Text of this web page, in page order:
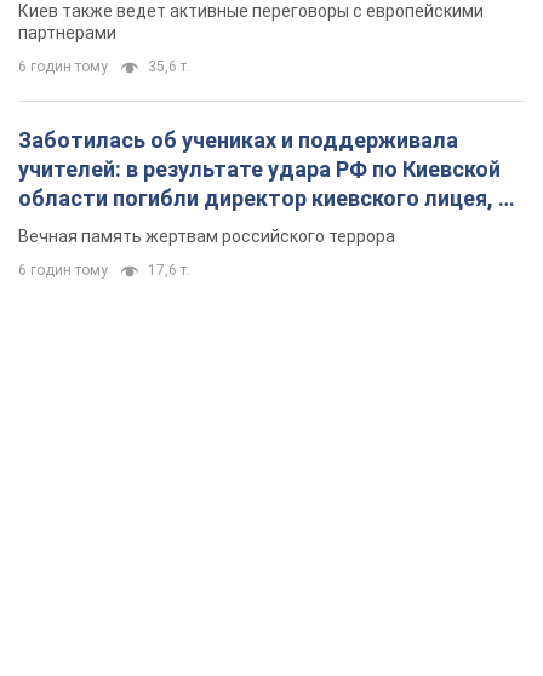
Киев также ведет активные переговоры с европейскими
партнерами
6 годин тому 35,6 т.
Заботилась об учениках и поддерживала
учителей: в результате удара РФ по Киевской
области погибли директор киевского лицея, её
муж и внук
Вечная память жертвам российского террора
6 годин тому 17,6 т.